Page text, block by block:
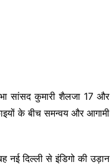
सांसद कुमारी शैलजा 17 और
के बीच समन्वय और आगामी
नई दिल्ली से इंडिगो की उड़ान